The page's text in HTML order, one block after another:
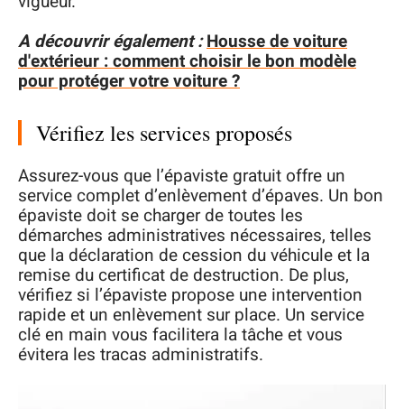
A découvrir également :Housse de voiture
d'extérieur : comment choisir le bon modèle
pour protéger votre voiture ?
Vérifiez les services proposés
Assurez-vous que l’épaviste gratuit offre un
service complet d’enlèvement d’épaves. Un bon
épaviste doit se charger de toutes les
démarches administratives nécessaires, telles
que la déclaration de cession du véhicule et la
remise du certificat de destruction. De plus,
vérifiez si l’épaviste propose une intervention
rapide et un enlèvement sur place. Un service
clé en main vous facilitera la tâche et vous
évitera les tracas administratifs.